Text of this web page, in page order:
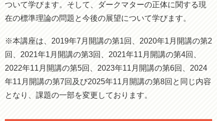
ついて学びます。そして、ダークマターの正体に関する現
在の標準理論の問題と今後の展望について学びます。
※本講座は、2019年7月開講の第1回、2020年1月開講の第2
回、2021年1月開講の第3回、2021年11月開講の第4回、
2022年11月開講の第5回、2023年11月開講の第6回、2024
年11月開講の第7回及び2025年11月開講の第8回と同じ内容
となり、課題の一部を変更しております。